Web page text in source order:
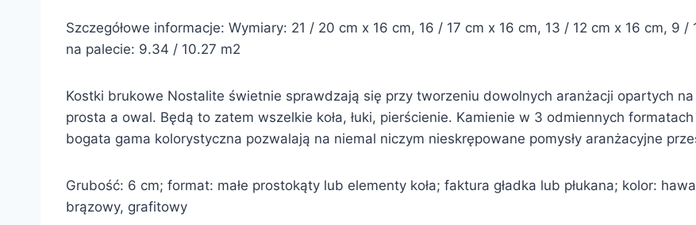
Szczegółowe informacje: Wymiary: 21 / 20 cm x 16 cm, 16 / 17 cm x 16 cm, 13 / 12 cm x 16 cm, 9
na palecie: 9.34 / 10.27 m2
Kostki brukowe Nostalite świetnie sprawdzają się przy tworzeniu dowolnych aranżacji opartych
prosta a owal. Będą to zatem wszelkie koła, łuki, pierścienie. Kamienie w 3 odmiennych
bogata gama kolorystyczna pozwalają na niemal niczym nieskrępowane pomysły aranżacyjne
Grubość: 6 cm; format: małe prostokąty lub elementy koła; faktura gładka lub płukana; kolor:
brązowy, grafitowy